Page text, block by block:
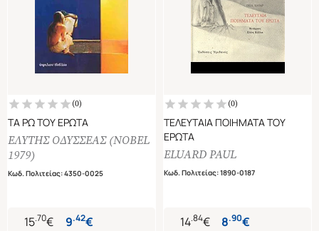
(0)
ΤΑ ΡΩ ΤΟΥ ΕΡΩΤΑ
ΕΛΥΤΗΣ ΟΔΥΣΣΕΑΣ (NOBEL
1979)
Κωδ. Πολιτείας:4350-0025
15.70€ 9.42€
(0)
ΤΕΛΕΥΤΑΙΑ ΠΟΙΗΜΑΤΑ ΤΟΥ
ΕΡΩΤΑ
ELUARD PAUL
Κωδ. Πολιτείας:1890-0187
14.84€ 8.90€